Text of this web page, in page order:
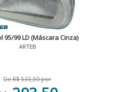
95/99 LD (Máscara Cinza)
ARTEB
De R$ 533,50 por